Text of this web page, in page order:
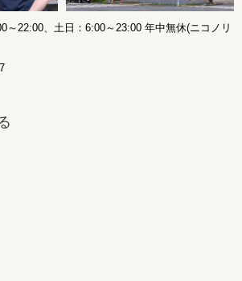
～22:00、土日：6:00～23:00 年中無休(ニコノリ